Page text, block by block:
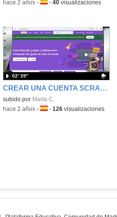
-hace 2 años- Idioma:
- 40visualizaciones
CREAR UNA CUENTA SCRACHT
Contenido educativo.
subido por Marta C.
02′ 39″
-hace 2 años- Idioma:
- 126visualizaciones